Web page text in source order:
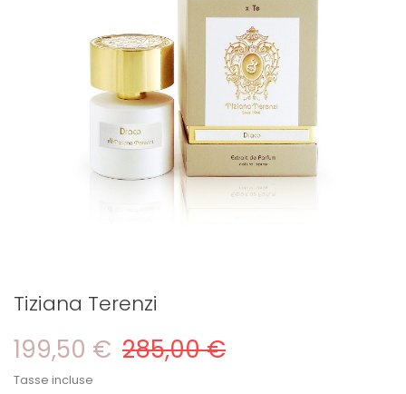
Tiziana Terenzi
199,50 € 285,00 €
Tasse incluse